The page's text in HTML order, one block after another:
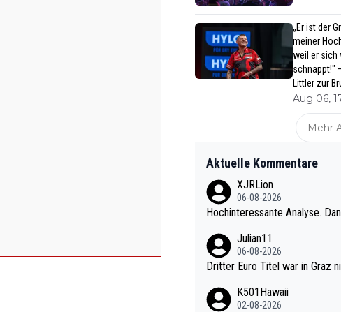
„Er ist der
meiner
weil er sich
schnappt!"
Littler zur
Aug 06,
Mehr
Aktuelle Kommentare
XJRLion
06-08-2026
Hochinteressante Analyse.
Julian11
06-08-2026
Dritter Euro Titel war in Graz
K501Hawaii
02-08-2026